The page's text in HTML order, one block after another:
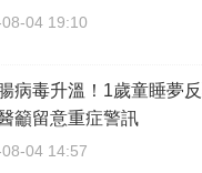
04 19:10
病毒升溫！1歲童睡夢
籲留意重症警訊
04 14:57